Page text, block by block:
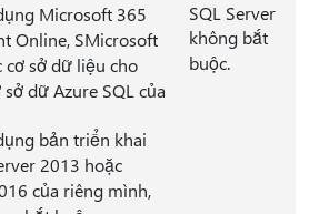
Microsoft 365
Online, SMicrosoft
cơ sở dữ liệu cho
dữ Azure SQL của
bản triển khai
2013 hoặc
của riêng mình,
SQL Server
không bắt
buộc.